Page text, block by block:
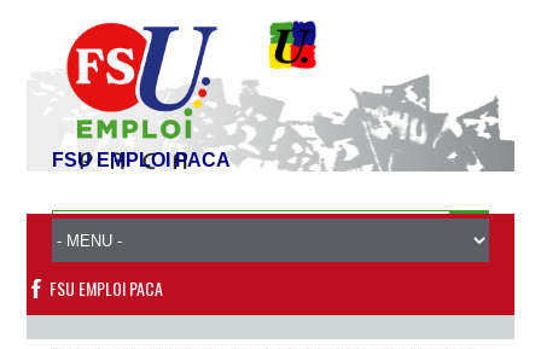
FSU EMPLOI PACA
FSU EMPLOI PACA